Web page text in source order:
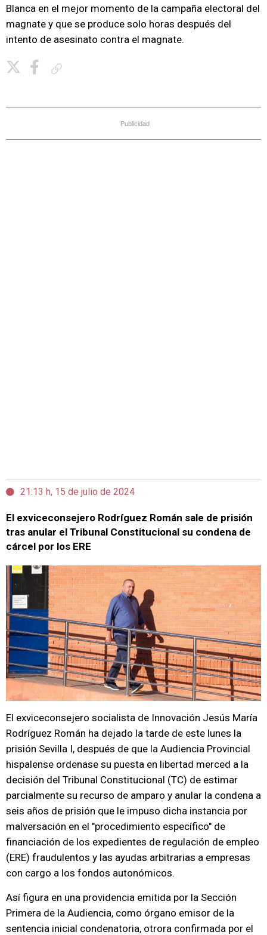
Blanca en el mejor momento de la campaña electoral del
magnate y que se produce solo horas después del
intento de asesinato contra el magnate.
Publicidad
21:13 h, 15 de julio de 2024
El exviceconsejero Rodríguez Román sale de prisión
tras anular el Tribunal Constitucional su condena de
cárcel por los ERE
El exviceconsejero socialista de Innovación Jesús María
Rodríguez Román ha dejado la tarde de este lunes la
prisión Sevilla I, después de que la Audiencia Provincial
hispalense ordenase su puesta en libertad merced a la
decisión del Tribunal Constitucional (TC) de estimar
parcialmente su recurso de amparo y anular la condena a
seis años de prisión que le impuso dicha instancia por
malversación en el "procedimiento específico" de
financiación de los expedientes de regulación de empleo
(ERE) fraudulentos y las ayudas arbitrarias a empresas
con cargo a los fondos autonómicos.
Así figura en una providencia emitida por la Sección
Primera de la Audiencia, como órgano emisor de la
sentencia inicial condenatoria, otrora confirmada por el